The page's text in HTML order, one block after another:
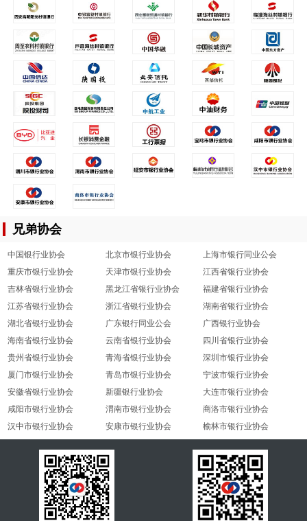
兄弟协会
中国银行业协会 北京市银行业协会
上海市银行同业公会
重庆市银行业协会
天津市银行业协会
江西省银行业协会
吉林省银行业协会
黑龙江省银行业协会
福建省银行业协会
江苏省银行业协会
浙江省银行业协会
湖南省银行业协会
湖北省银行业协会
广东银行同业公会
广西银行业协会
海南省银行业协会
云南省银行业协会
四川省银行业协会
贵州省银行业协会
青海省银行业协会
深圳市银行业协会
厦门市银行业协会
青岛市银行业协会
宁波市银行业协会
安徽省银行业协会
新疆银行业协会
大连市银行业协会
咸阳市银行业协会
渭南市银行业协会
商洛市银行业协会
汉中市银行业协会
安康市银行业协会 榆林市银行业协会